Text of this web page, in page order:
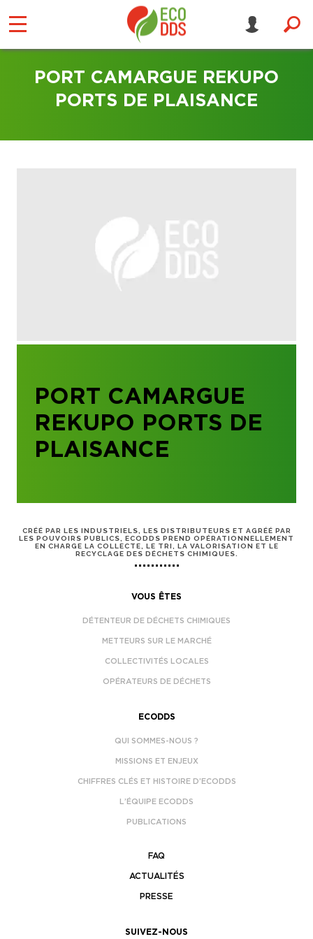
PORT CAMARGUE REKUPO
PORTS DE PLAISANCE
PORT CAMARGUE
REKUPO PORTS DE
PLAISANCE
CRÉÉ PAR LES INDUSTRIELS, LES DISTRIBUTEURS ET AGRÉÉ PAR
LES POUVOIRS PUBLICS, ECODDS PREND OPÉRATIONNELLEMENT
EN CHARGE LA COLLECTE, LE TRI, LA VALORISATION ET LE
RECYCLAGE DES DÉCHETS CHIMIQUES.
VOUS ÊTES
DÉTENTEUR DE DÉCHETS CHIMIQUES
METTEURS SUR LE MARCHÉ
COLLECTIVITÉS LOCALES
OPÉRATEURS DE DÉCHETS
ECODDS
QUI SOMMES-NOUS ?
MISSIONS ET ENJEUX
CHIFFRES CLÉS ET HISTOIRE D’ECODDS
L’ÉQUIPE ECODDS
PUBLICATIONS
FAQ
ACTUALITÉS
PRESSE
SUIVEZ-NOUS